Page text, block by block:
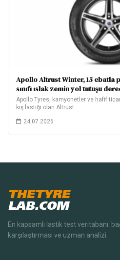
Apollo Altrust Winter, 15 ebatla
sınıfı ıslak zemin yol tutuşu
Apollo Tyres, kamyonetler ve hafif
kış lastiği olan Altrust…
24.07.2026
THETYRE
LAB.COM
En kapsamlı lastik test veritabanı.
karşılaştırması ve uzman analizi.